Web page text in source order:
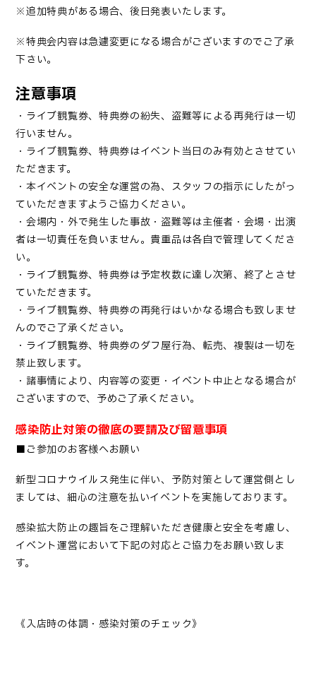
※追加特典がある場合、後日発表いたします。
※特典会内容は急遽変更になる場合がございますのでご了承
下さい。
注意事項
・ライブ観覧券、特典券の紛失、盗難等による再発行は一切
行いません。
・ライブ観覧券、特典券はイベント当日のみ有効とさせてい
ただきます。
・本イベントの安全な運営の為、スタッフの指示にしたがっ
ていただきますようご協力ください。
・会場内・外で発生した事故・盗難等は主催者・会場・出演
者は一切責任を負いません。貴重品は各自で管理してくださ
い。
・ライブ観覧券、特典券は予定枚数に達し次第、終了とさせ
ていただきます。
・ライブ観覧券、特典券の再発行はいかなる場合も致しませ
んのでご了承ください。
・ライブ観覧券、特典券のダフ屋行為、転売、複製は一切を
禁止致します。
・諸事情により、内容等の変更・イベント中止となる場合が
ございますので、予めご了承ください。
感染防止対策の徹底の要請及び留意事項
■ご参加のお客様へお願い
新型コロナウイルス発生に伴い、予防対策として運営側とし
ましては、細心の注意を払いイベントを実施しております。
感染拡大防止の趣旨をご理解いただき健康と安全を考慮し、
イベント運営において下記の対応とご協力をお願い致しま
す。
《入店時の体調・感染対策のチェック》